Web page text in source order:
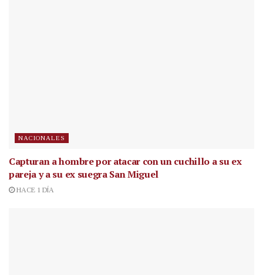
NACIONALES
Capturan a hombre por atacar con un cuchillo a su ex
pareja y a su ex suegra San Miguel
HACE 1 DÍA